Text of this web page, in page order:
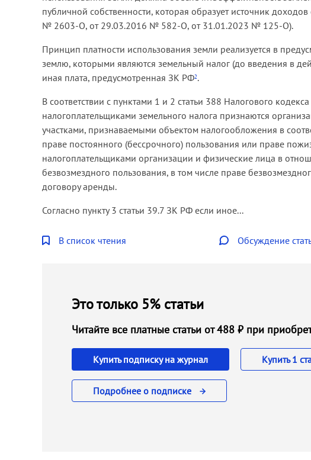
публичной собственности, которая образует источник
№ 2603-О, от 29.03.2016 № 582-О, от 31.01.2023 № 125-О).
Принцип платности использования земли реализуется в
землю, которыми являются земельный налог (до введения в
иная плата, предусмотренная ЗК РФ2.
В соответствии с пунктами 1 и 2 статьи 388 Налогового
налогоплательщиками земельного налога признаются
участками, признаваемыми объектом налогообложения в
праве постоянного (бессрочного) пользования или праве
налогоплательщиками организации и физические лица в
безвозмездного пользования, в том числе праве
договору аренды.
Согласно пункту 3 статьи 39.7 ЗК РФ если иное...
В список чтения Обсуждение
Это только 5% статьи
Читайте все платные статьи от 488 ₽ при
Купить подписку на журнал Купить 1
Подробнее о подписке